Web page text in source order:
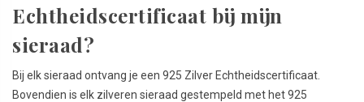
Echtheidscertificaat bij mijn
sieraad?
Bij elk sieraad ontvang je een 925 Zilver Echtheidscertificaat.
Bovendien is elk zilveren sieraad gestempeld met het 925